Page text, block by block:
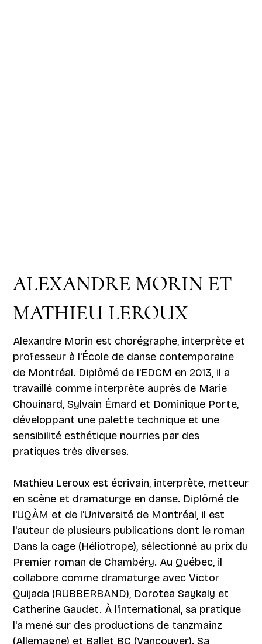
ALEXANDRE MORIN ET
MATHIEU LEROUX
Alexandre Morin est chorégraphe, interprète et
professeur à l'École de danse contemporaine
de Montréal. Diplômé de l'EDCM en 2013, il a
travaillé comme interprète auprès de Marie
Chouinard, Sylvain Émard et Dominique Porte,
développant une palette technique et une
sensibilité esthétique nourries par des
pratiques très diverses.
Mathieu Leroux est écrivain, interprète, metteur
en scène et dramaturge en danse. Diplômé de
l'UQÀM et de l'Université de Montréal, il est
l'auteur de plusieurs publications dont le roman
Dans la cage (Héliotrope), sélectionné au prix du
Premier roman de Chambéry. Au Québec, il
collabore comme dramaturge avec Victor
Quijada (RUBBERBAND), Dorotea Saykaly et
Catherine Gaudet. À l'international, sa pratique
l'a mené sur des productions de tanzmainz
(Allemagne) et Ballet BC (Vancouver). Sa